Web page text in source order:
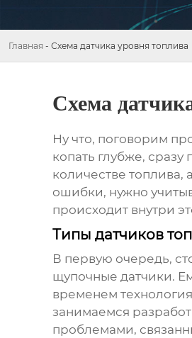
Главная - Схема датчика уровня топлива
Схема
Ну что, поговорим
копать глубже,
количестве топлива,
ошибки, нужно
происходит внутри
Типы датчиков
В первую очередь,
щупочные датчики.
временем
занимаемся
проблемами,